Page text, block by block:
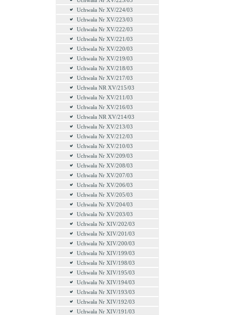
Uchwała Nr XV/224/03
Uchwała Nr XV/223/03
Uchwała Nr XV/222/03
Uchwała Nr XV/221/03
Uchwala Nr XV/220/03
Uchwała Nr XV/219/03
Uchwała Nr XV/218/03
Uchwała Nr XV/217/03
Uchwała NR XV/215/03
Uchwała Nr XV/211/03
Uchwała Nr XV/216/03
Uchwała NR XV/214/03
Uchwała Nr XV/213/03
Uchwała Nr XV/212/03
Uchwała Nr XV/210/03
Uchwała Nr XV/209/03
Uchwała Nr XV/208/03
Uchwała Nr XV/207/03
Uchwała Nr XV/206/03
Uchwała Nr XV/205/03
Uchwała Nr XV/204/03
Uchwała Nr XV/203/03
Uchwała Nr XIV/202/03
Uchwała Nr XIV/201/03
Uchwała Nr XIV/200/03
Uchwała Nr XIV/199/03
Uchwała Nr XIV/198/03
Uchwała Nr XIV/195/03
Uchwała Nr XIV/194/03
Uchwała Nr XIV/193/03
Uchwała Nr XIV/192/03
Uchwała Nr XIV/191/03